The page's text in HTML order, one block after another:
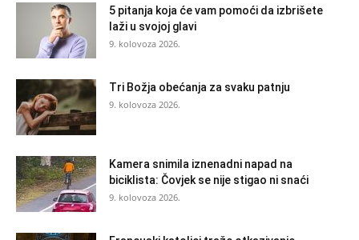
5 pitanja koja će vam pomoći da izbrišete
laži u svojoj glavi
9. kolovoza 2026.
Tri Božja obećanja za svaku patnju
9. kolovoza 2026.
Kamera snimila iznenadni napad na
biciklista: Čovjek se nije stigao ni snaći
9. kolovoza 2026.